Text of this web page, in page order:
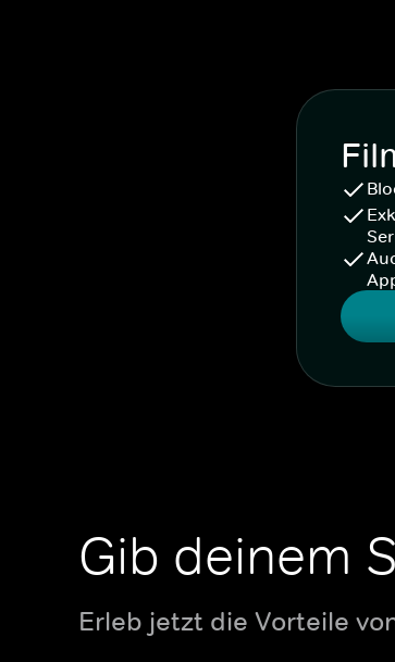
Gib deinem
Erleb jetzt die Vorteile